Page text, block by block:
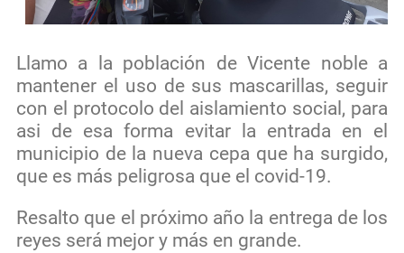
Llamo a la población de Vicente noble a
mantener el uso de sus mascarillas, seguir
con el protocolo del aislamiento social, para
asi de esa forma evitar la entrada en el
municipio de la nueva cepa que ha surgido,
que es más peligrosa que el covid-19.
Resalto que el próximo año la entrega de los
reyes será mejor y más en grande.